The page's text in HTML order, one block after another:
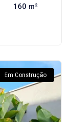
160 m²
Em Construção